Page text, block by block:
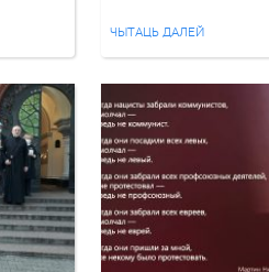
the
of
картинкой против
а потом все другие
архиепископ
динамика: […]
ЧЫТАЦЬ ДАЛЕЙ